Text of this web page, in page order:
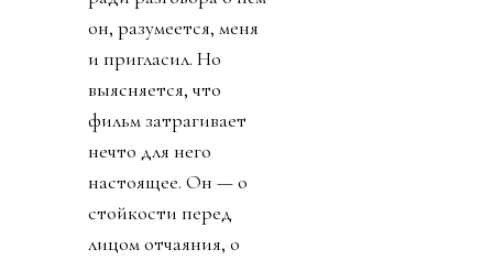
душераздирающе.
Вы, возможно,
слышали обо всём
этом. И, возможно,
отчасти поэтому
продолжаете читать.
Когда новизна
зрелища — Брэд